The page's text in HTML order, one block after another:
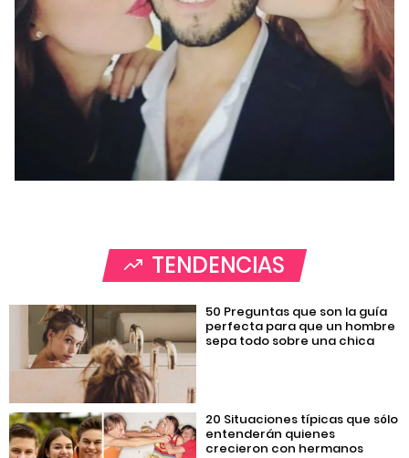
TENDENCIAS
50 Preguntas que son la guía
perfecta para que un hombre
sepa todo sobre una chica
20 Situaciones típicas que sólo
entenderán quienes
crecieron con hermanos